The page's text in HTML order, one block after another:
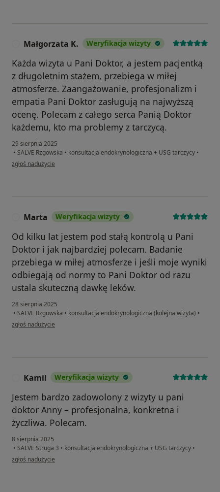
Małgorzata K. Weryfikacja wizyty
Każda wizyta u Pani Doktor, a jestem pacjentką
z długoletnim stażem, przebiega w miłej
atmosferze. Zaangażowanie, profesjonalizm i
empatia Pani Doktor zasługują na najwyższą
ocenę. Polecam z całego serca Panią Doktor
każdemu, kto ma problemy z tarczycą.
29 sierpnia 2025
• SALVE Rzgowska • konsultacja endokrynologiczna + USG tarczycy •
w opinii użytkownika Małgorzata K.
zgłoś nadużycie
Marta Weryfikacja wizyty
Od kilku lat jestem pod stałą kontrolą u Pani
Doktor i jak najbardziej polecam. Badanie
przebiega w miłej atmosferze i jeśli moje wyniki
odbiegają od normy to Pani Doktor od razu
ustala skuteczną dawkę leków.
28 sierpnia 2025
• SALVE Rzgowska • konsultacja endokrynologiczna (kolejna wizyta) •
w opinii użytkownika Marta
zgłoś nadużycie
Kamil Weryfikacja wizyty
Jestem bardzo zadowolony z wizyty u pani
doktor Anny – profesjonalna, konkretna i
życzliwa. Polecam.
8 sierpnia 2025
• SALVE Struga 3 • konsultacja endokrynologiczna + USG tarczycy •
w opinii użytkownika Kamil
zgłoś nadużycie